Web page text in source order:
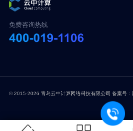
免费咨询热线
© 2015-2026 青岛云中计算网络科技有限公司 备案号：